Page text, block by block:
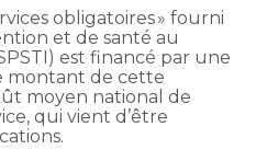
obligatoires » fourni
et de santé au
est financé par une
montant de cette
moyen national de
qui vient d’être